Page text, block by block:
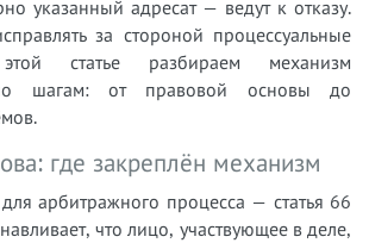
указанный адресат — ведут к отказу.
за стороной процессуальные
статье разбираем механизм
по шагам: от правовой основы до
где закреплён механизм
арбитражного процесса — статья 66
что лицо, участвующее в деле,